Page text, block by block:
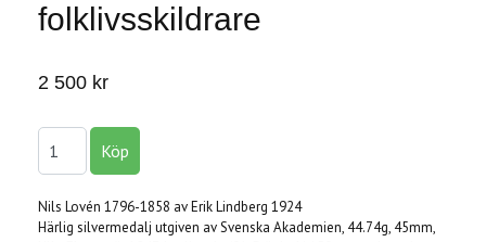
folklivsskildrare
2 500 kr
Nils Lovén 1796-1858 av Erik Lindberg 1924
Härlig silvermedalj utgiven av Svenska Akademien, 44.74g, 45mm,